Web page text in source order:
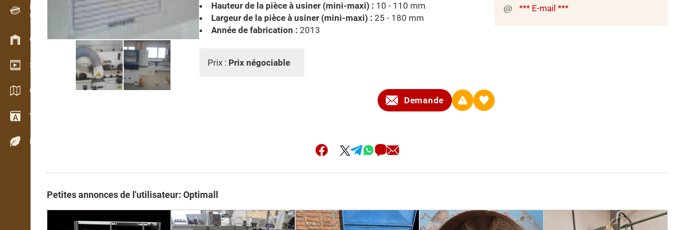
Enregistreur
Inventaire du bois sur le terrain
Gestion du stock
Schowroom vidéo
Catalogues / Brochures
Vocabulaire
Espèces de bois
Hauteur de la pièce à usiner (mini-maxi) : 10 - 110 mm
Largeur de la pièce à usiner (mini-maxi) : 25 - 180 mm
Année de fabrication : 2013
Prix : Prix négociable
Demande
*** E-mail ***
Petites annonces de l'utilisateur: Optimall